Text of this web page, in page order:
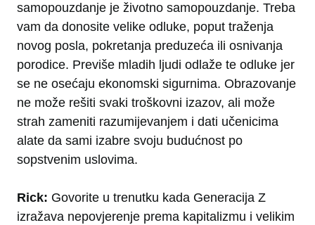
samopouzdanje je životno samopouzdanje. Treba
vam da donosite velike odluke, poput traženja
novog posla, pokretanja preduzeća ili osnivanja
porodice. Previše mladih ljudi odlaže te odluke jer
se ne osećaju ekonomski sigurnima. Obrazovanje
ne može rešiti svaki troškovni izazov, ali može
strah zameniti razumijevanjem i dati učenicima
alate da sami izabre svoju budućnost po
sopstvenim uslovima.
Rick: Govorite u trenutku kada Generacija Z
izražava nepovjerenje prema kapitalizmu i velikim